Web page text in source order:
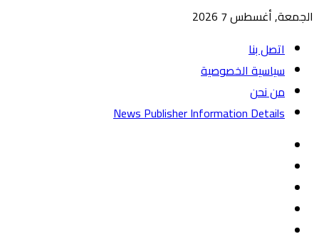
الجمعة, أغسطس 7 2026
اتصل بنا
سياسية الخصوصية
من نحن
News Publisher Information Details